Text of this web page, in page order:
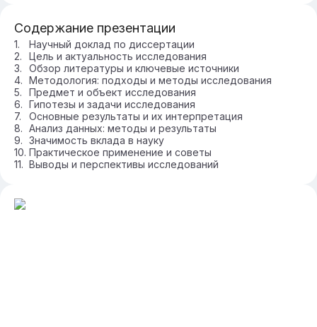
Содержание презентации
Научный доклад по диссертации
Цель и актуальность исследования
Обзор литературы и ключевые источники
Методология: подходы и методы исследования
Предмет и объект исследования
Гипотезы и задачи исследования
Основные результаты и их интерпретация
Анализ данных: методы и результаты
Значимость вклада в науку
Практическое применение и советы
Выводы и перспективы исследований